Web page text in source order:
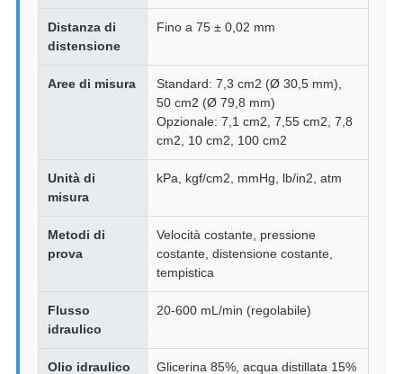
Distanza di
distensione
Fino a 75 ± 0,02 mm
Aree di misura
Standard: 7,3 cm2 (Ø 30,5 mm),
50 cm2 (Ø 79,8 mm)
Opzionale: 7,1 cm2, 7,55 cm2, 7,8
cm2, 10 cm2, 100 cm2
Unità di
misura
kPa, kgf/cm2, mmHg, lb/in2, atm
Metodi di
prova
Velocità costante, pressione
costante, distensione costante,
tempistica
Flusso
idraulico
20-600 mL/min (regolabile)
Olio idraulico Glicerina 85%, acqua distillata 15%